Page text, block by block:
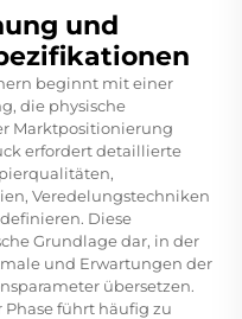
und
beginnt mit einer
die physische
Marktpositionierung
erfordert detaillierte
Veredelungstechniken
Diese
Grundlage dar, in der
und Erwartungen der
übersetzen.
führt häufig zu